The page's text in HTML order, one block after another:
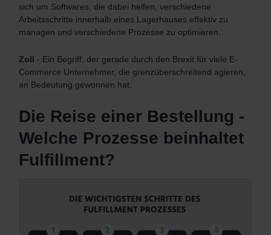
sich um Softwares, die dabei helfen, verschiedene
Arbeitsschritte innerhalb eines Lagerhauses effektiv zu
managen und verschiedene Prozesse zu optimieren.
Zoll - Ein Begriff, der gerade durch den Brexit für viele E-
Commerce Unternehmer, die grenzüberschreitend agieren,
an Bedeutung gewonnen hat.
Die Reise einer Bestellung -
Welche Prozesse beinhaltet
Fulfillment?